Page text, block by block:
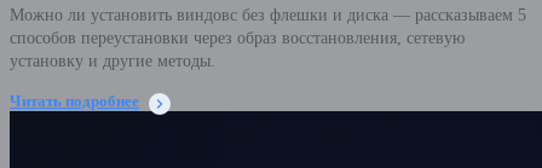
Можно ли установить виндовс без флешки и диска — рассказываем 5
способов переустановки через образ восстановления, сетевую
установку и другие методы.
Читать подробнее